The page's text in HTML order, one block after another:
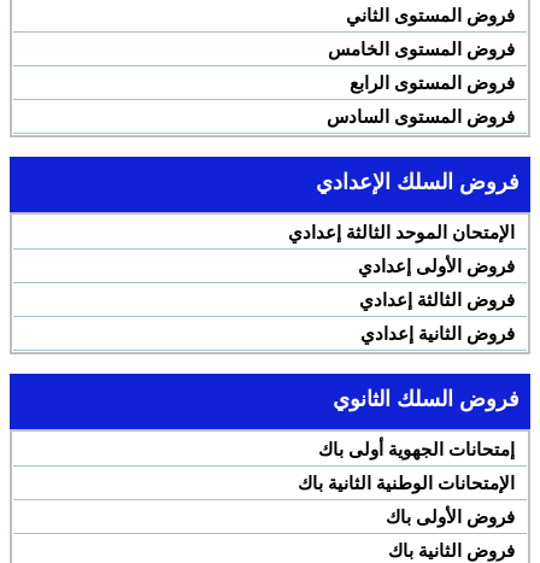
فروض المستوى الثاني
فروض المستوى الخامس
فروض المستوى الرابع
فروض المستوى السادس
فروض السلك الإعدادي
الإمتحان الموحد الثالثة إعدادي
فروض الأولى إعدادي
فروض الثالثة إعدادي
فروض الثانية إعدادي
فروض السلك الثانوي
إمتحانات الجهوية أولى باك
الإمتحانات الوطنية الثانية باك
فروض الأولى باك
فروض الثانية باك